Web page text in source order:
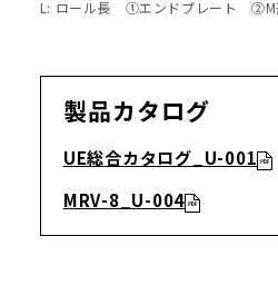
L: ロール長 ①エンドプレート ②M
製品カタログ
UE総合カタログ_U-001
MRV-8_U-004